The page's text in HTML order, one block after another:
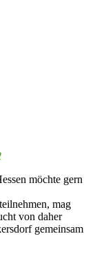
möchte gern
mag
von daher
gemeinsam